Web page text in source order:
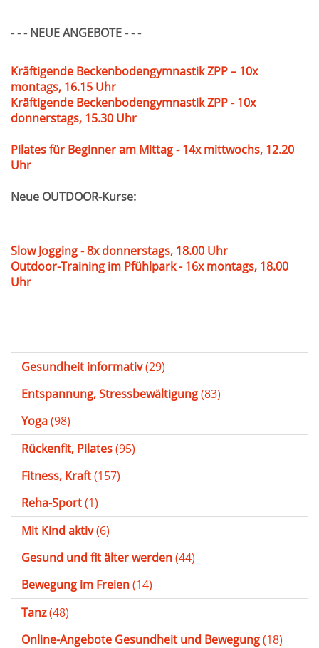
- - - NEUE ANGEBOTE - - -
Kräftigende Beckenbodengymnastik ZPP – 10x
montags, 16.15 Uhr
Kräftigende Beckenbodengymnastik ZPP - 10x
donnerstags, 15.30 Uhr
Pilates für Beginner am Mittag - 14x mittwochs, 12.20
Uhr
Neue OUTDOOR-Kurse:
Slow Jogging - 8x donnerstags, 18.00 Uhr
Outdoor-Training im Pfühlpark - 16x montags, 18.00
Uhr
Gesundheit informativ(29)
Entspannung, Stressbewältigung(83)
Yoga(98)
Rückenfit, Pilates(95)
Fitness, Kraft(157)
Reha-Sport(1)
Mit Kind aktiv(6)
Gesund und fit älter werden(44)
Bewegung im Freien(14)
Tanz(48)
Online-Angebote Gesundheit und Bewegung(18)